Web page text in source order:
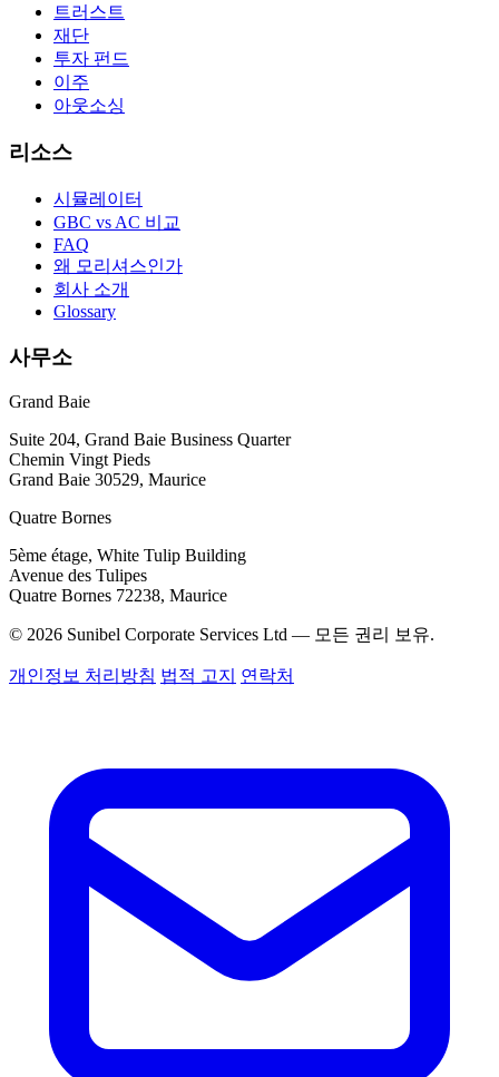
트러스트
재단
투자 펀드
이주
아웃소싱
리소스
시뮬레이터
GBC vs AC 비교
FAQ
왜 모리셔스인가
회사 소개
Glossary
사무소
Grand Baie
Suite 204, Grand Baie Business Quarter
Chemin Vingt Pieds
Grand Baie 30529, Maurice
Quatre Bornes
5ème étage, White Tulip Building
Avenue des Tulipes
Quatre Bornes 72238, Maurice
© 2026 Sunibel Corporate Services Ltd — 모든 권리 보유.
개인정보 처리방침 법적 고지 연락처